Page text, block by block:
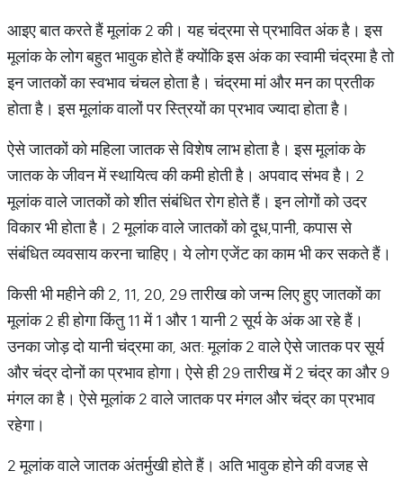
आइए बात करते हैं मूलांक 2 की। यह चंद्रमा से प्रभावित अंक है। इस
मूलांक के लोग बहुत भावुक होते हैं क्योंकि इस अंक का स्वामी चंद्रमा है तो
इन जातकों का स्वभाव चंचल होता है। चंद्रमा मां और मन का प्रतीक
होता है। इस मूलांक वालों पर स्त्रियों का प्रभाव ज्यादा होता है।
ऐसे जातकों को महिला जातक से विशेष लाभ होता है। इस मूलांक के
जातक के जीवन में स्थायित्व की कमी होती है। अपवाद संभव है। 2
मूलांक वाले जातकों को शीत संबंधित रोग होते हैं। इन लोगों को उदर
विकार भी होता है। 2 मूलांक वाले जातकों को दूध,पानी, कपास से
संबंधित व्यवसाय करना चाहिए। ये लोग एजेंट का काम भी कर सकते हैं।
किसी भी महीने की 2, 11, 20, 29 तारीख को जन्म लिए हुए जातकों का
मूलांक 2 ही होगा किंतु 11 में 1 और 1 यानी 2 सूर्य के अंक आ रहे हैं।
उनका जोड़ दो यानी चंद्रमा का, अत: मूलांक 2 वाले ऐसे जातक पर सूर्य
और चंद्र दोनों का प्रभाव होगा। ऐसे ही 29 तारीख में 2 चंद्र का और 9
मंगल का है। ऐसे मूलांक 2 वाले जातक पर मंगल और चंद्र का प्रभाव
रहेगा।
2 मूलांक वाले जातक अंतर्मुखी होते हैं। अति भावुक होने की वजह से